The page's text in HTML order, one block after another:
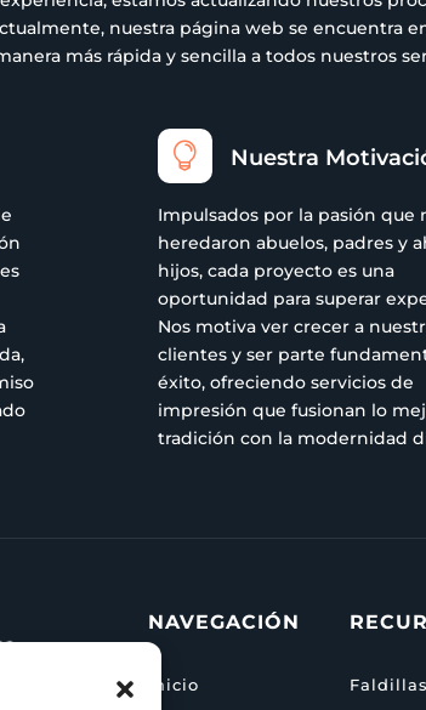
producto
nuestra página web se
más rápida y sencilla a todos nuestros
 Nuestra
Impulsados por la pasión que
heredaron abuelos, padres y
hijos, cada proyecto es una
oportunidad para superar
Nos motiva ver crecer a
clientes y ser parte
éxito, ofreciendo servicios de
impresión que fusionan lo
tradición con la modernidad
NAVEGACIÓN
Inicio Faldillas